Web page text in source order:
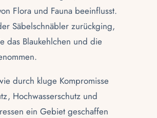
Flora und Fauna beeinflusst.
Säbelschnäbler zurückging,
das Blaukehlchen und die
durch kluge Kompromisse
Hochwasserschutz und
ein Gebiet geschaffen